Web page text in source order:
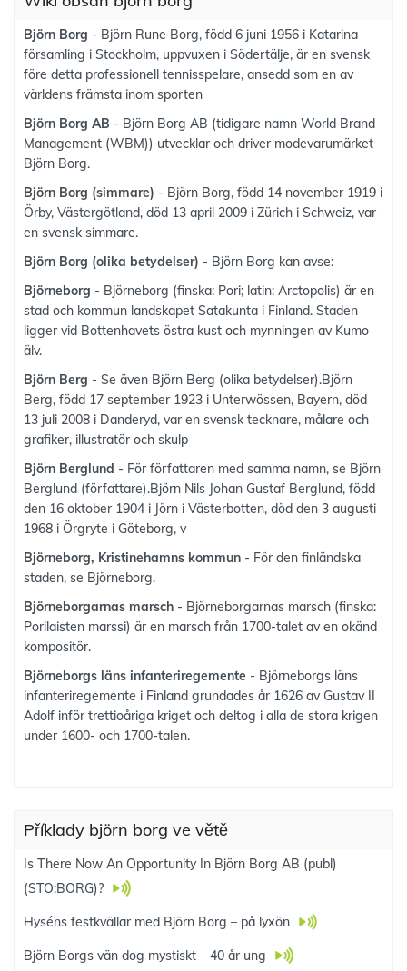
Björn Borg - Björn Rune Borg, född 6 juni 1956 i Katarina
församling i Stockholm, uppvuxen i Södertälje, är en svensk
före detta professionell tennisspelare, ansedd som en av
världens främsta inom sporten
Björn Borg AB - Björn Borg AB (tidigare namn World Brand
Management (WBM)) utvecklar och driver modevarumärket
Björn Borg.
Björn Borg (simmare) - Björn Borg, född 14 november 1919 i
Örby, Västergötland, död 13 april 2009 i Zürich i Schweiz, var
en svensk simmare.
Björn Borg (olika betydelser) - Björn Borg kan avse:
Björneborg - Björneborg (finska: Pori; latin: Arctopolis) är en
stad och kommun landskapet Satakunta i Finland. Staden
ligger vid Bottenhavets östra kust och mynningen av Kumo
älv.
Björn Berg - Se även Björn Berg (olika betydelser).Björn
Berg, född 17 september 1923 i Unterwössen, Bayern, död
13 juli 2008 i Danderyd, var en svensk tecknare, målare och
grafiker, illustratör och skulp
Björn Berglund - För författaren med samma namn, se Björn
Berglund (författare).Björn Nils Johan Gustaf Berglund, född
den 16 oktober 1904 i Jörn i Västerbotten, död den 3 augusti
1968 i Örgryte i Göteborg, v
Björneborg, Kristinehamns kommun - För den finländska
staden, se Björneborg.
Björneborgarnas marsch - Björneborgarnas marsch (finska:
Porilaisten marssi) är en marsch från 1700-talet av en okänd
kompositör.
Björneborgs läns infanteriregemente - Björneborgs läns
infanteriregemente i Finland grundades år 1626 av Gustav II
Adolf inför trettioåriga kriget och deltog i alla de stora krigen
under 1600- och 1700-talen.
Příklady björn borg ve větě
Is There Now An Opportunity In Björn Borg AB (publ)
(STO:BORG)?
Hyséns festkvällar med Björn Borg – på lyxön
Björn Borgs vän dog mystiskt – 40 år ung